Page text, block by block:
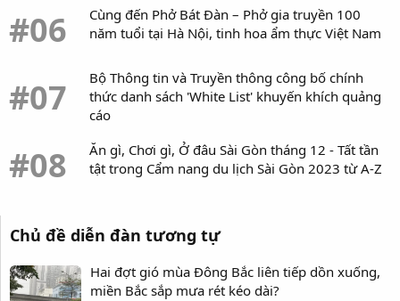
#06
Cùng đến Phở Bát Đàn – Phở gia truyền 100
năm tuổi tại Hà Nội, tinh hoa ẩm thực Việt Nam
#07
Bộ Thông tin và Truyền thông công bố chính
thức danh sách 'White List' khuyến khích quảng
cáo
#08
Ăn gì, Chơi gì, Ở đâu Sài Gòn tháng 12 - Tất tần
tật trong Cẩm nang du lịch Sài Gòn 2023 từ A-Z
Chủ đề diễn đàn tương tự
Hai đợt gió mùa Đông Bắc liên tiếp dồn xuống,
miền Bắc sắp mưa rét kéo dài?